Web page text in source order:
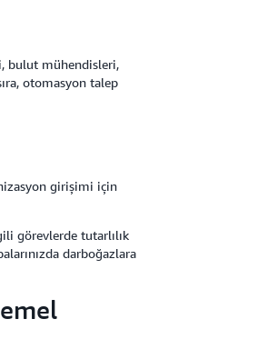
bulut mühendisleri,
otomasyon talep
girişimi için
görevlerde tutarlılık
darboğazlara